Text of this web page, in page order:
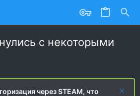
с некоторыми
через STEAM, что